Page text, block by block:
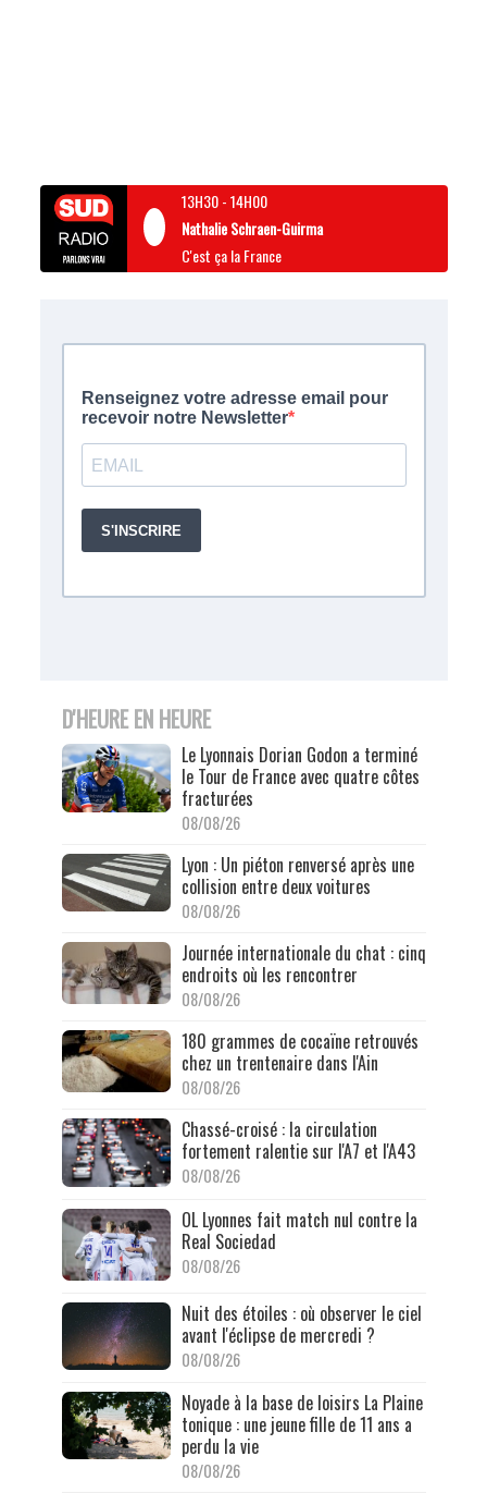
13H30-14H00
Nathalie Schraen-Guirma
C'est ça la France
D'HEURE EN HEURE
Le Lyonnais Dorian Godon a terminé
le Tour de France avec quatre côtes
fracturées
08/08/26
Lyon : Un piéton renversé après une
collision entre deux voitures
08/08/26
Journée internationale du chat : cinq
endroits où les rencontrer
08/08/26
180 grammes de cocaïne retrouvés
chez un trentenaire dans l'Ain
08/08/26
Chassé-croisé : la circulation
fortement ralentie sur l'A7 et l'A43
08/08/26
OL Lyonnes fait match nul contre la
Real Sociedad
08/08/26
Nuit des étoiles : où observer le ciel
avant l'éclipse de mercredi ?
08/08/26
Noyade à la base de loisirs La Plaine
tonique : une jeune fille de 11 ans a
perdu la vie
08/08/26